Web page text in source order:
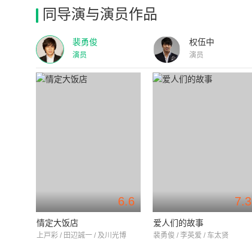
同导演与演员作品
裴勇俊
演员
权伍中
演员
6.6
情定大饭店
上戸彩 / 田辺誠一 / 及川光博
7.3
爱人们的故事
裴勇俊 / 李英爱 / 车太贤